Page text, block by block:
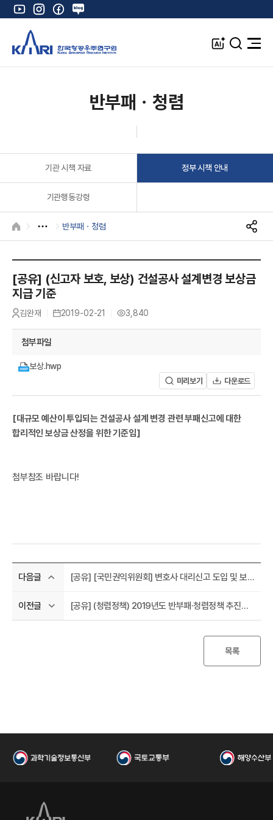
유
튜
인
스
타
그
램
페
이
북
네
이
블
로
K
A
R
I
한
A
검
전
반부패ㆍ청렴
기관 시책 자료 정부 시책 안내
기관행동강령
HOME 반부패ㆍ청렴
S
N
유
[공유] (신고자 보호, 보상) 건설공사 설계변경 보상금
지급 기준
작
성
김완재
등
록
2019-02-21
조
회
3,840
첨부파일
보상.hwp
미리보기 다운로드
[대규모 예산이 투입되는 건설공사 설계 변경 관련 부패신고에 대한
합리적인 보상금 산정을 위한 기준임]
첨부참조 바랍니다!
다음글 [공유] [국민권익위원회] 변호사 대리신고 도입 및 보호조치
이전글 [공유] (청렴정책) 2019년도 반부패·청렴정책 추진지침
목록